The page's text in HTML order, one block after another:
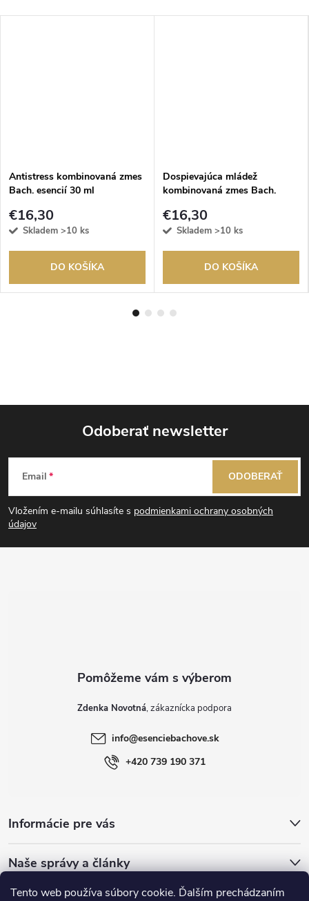
Tento web používa súbory cookie. Ďalším prechádzaním
Antistress kombinovaná zmes
Bach. esencií 30 ml
€16,30
Skladem >10 ks
DO KOŠÍKA
Dospievajúca mládež
kombinovaná zmes Bach.
€16,30
Skladem >10 ks
DO KOŠÍKA
Z
á
p
Odoberať newsletter
Email
Vložením e-mailu súhlasíte s podmienkami ochrany osobných
údajov
ODOBERAŤ
Informácie pre vás
Naše správy a články
Zdenka Novotná
info@esenciebachove.sk
+420 739 190 371